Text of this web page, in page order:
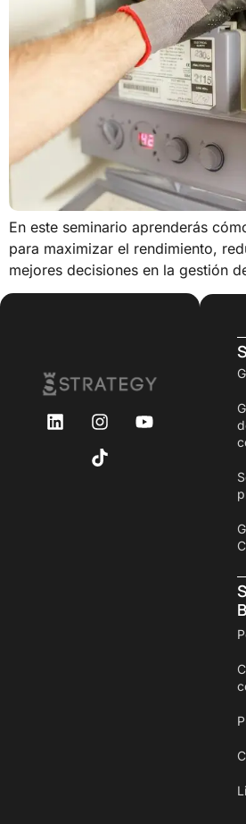
En este seminario aprenderás
para maximizar el rendimiento,
mejores decisiones en la gestión